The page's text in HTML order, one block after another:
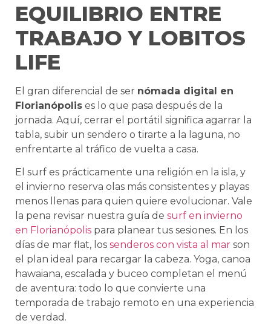
EQUILIBRIO ENTRE
TRABAJO Y LOBITOS
LIFE
El gran diferencial de ser nómada digital en
Florianópolis es lo que pasa después de la
jornada. Aquí, cerrar el portátil significa agarrar la
tabla, subir un sendero o tirarte a la laguna, no
enfrentarte al tráfico de vuelta a casa.
El surf es prácticamente una religión en la isla, y
el invierno reserva olas más consistentes y playas
menos llenas para quien quiere evolucionar. Vale
la pena revisar nuestra guía de surf en invierno
en Florianópolis para planear tus sesiones. En los
días de mar flat, los senderos con vista al mar son
el plan ideal para recargar la cabeza. Yoga, canoa
hawaiana, escalada y buceo completan el menú
de aventura: todo lo que convierte una
temporada de trabajo remoto en una experiencia
de verdad.